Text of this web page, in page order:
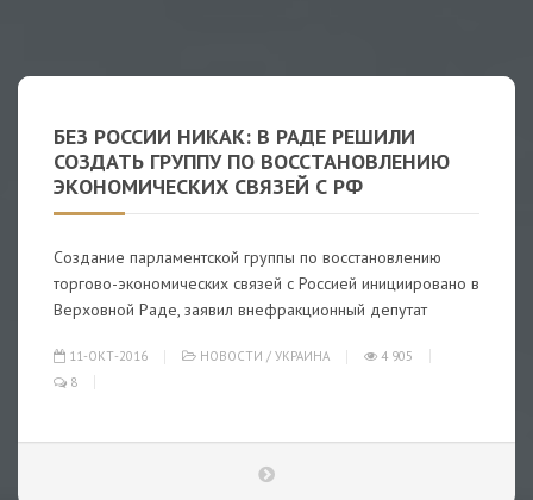
БЕЗ РОССИИ НИКАК: В РАДЕ РЕШИЛИ
СОЗДАТЬ ГРУППУ ПО ВОССТАНОВЛЕНИЮ
ЭКОНОМИЧЕСКИХ СВЯЗЕЙ С РФ
Создание парламентской группы по восстановлению
торгово-экономических связей с Россией инициировано в
Верховной Раде, заявил внефракционный депутат
11-ОКТ-2016 НОВОСТИ / УКРАИНА
4 905
8